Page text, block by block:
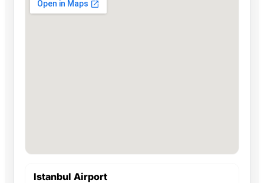
Istanbul Airport